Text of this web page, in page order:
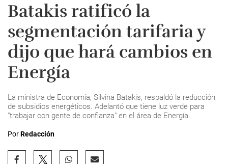
Batakis ratificó la
segmentación tarifaria y
dijo que hará cambios en
Energía
La ministra de Economía, Silvina Batakis, respaldó la reducción
de subsidios energéticos. Adelantó que tiene luz verde para
"trabajar con gente de confianza" en el área de Energía.
PorRedacción